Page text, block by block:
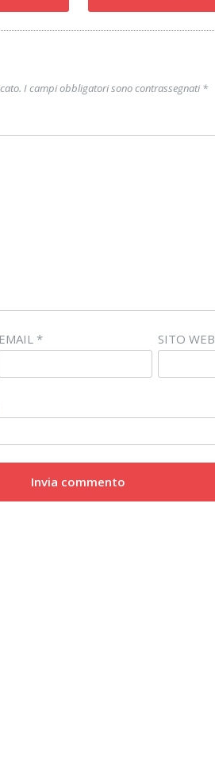
I campi obbligatori sono contrassegnati*
EMAIL * SITO WEB